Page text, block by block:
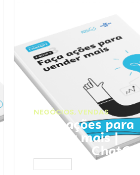
NEGÓCIOS, VENDAS
Faça ações para
vender mais |
Prompts ChatGPT